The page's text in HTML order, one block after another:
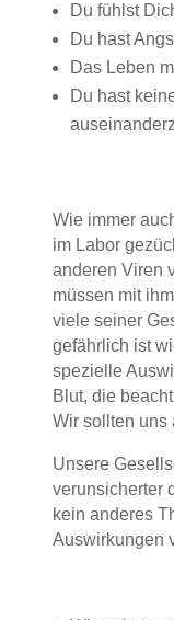
Du fühlst
Du hast
Das Leben
Du hast
Wie immer
im Labor
anderen Viren
müssen mit
viele seiner
gefährlich ist
spezielle
Blut, die
Wir sollten uns
Unsere
verunsicherter
kein anderes
Auswirkungen